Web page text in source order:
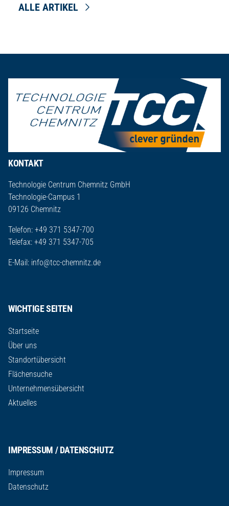
ALLE ARTIKEL
KONTAKT
Technologie Centrum Chemnitz GmbH
Technologie-Campus 1
09126 Chemnitz
Telefon: +49 371 5347-700
Telefax: +49 371 5347-705
E-Mail: info@tcc-chemnitz.de
WICHTIGE SEITEN
Startseite
Über uns
Standortübersicht
Flächensuche
Unternehmensübersicht
Aktuelles
IMPRESSUM / DATENSCHUTZ
Impressum
Datenschutz